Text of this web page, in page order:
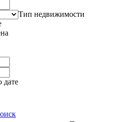
Тип недвижимости
дате